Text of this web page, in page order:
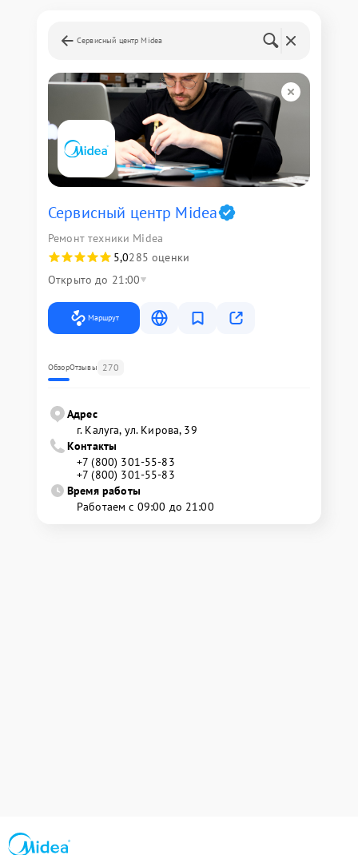
Сервисный центр Midea
Сервисный центр Midea
Ремонт техники Midea
5,0285 оценки
Открыто до 21:00
Маршрут
ОбзорОтзывы 270
Адрес
г. Калуга, ул. Кирова, 39
Контакты
+7 (800) 301-55-83
+7 (800) 301-55-83
Время работы
Работаем с 09:00 до 21:00